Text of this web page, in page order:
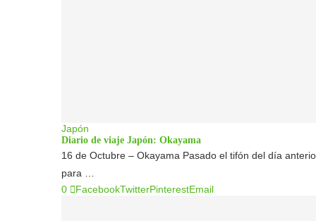
Japón
Diario de viaje Japón: Okayama
16 de Octubre – Okayama Pasado el tifón del día
para …
0
FacebookTwitterPinterestEmail